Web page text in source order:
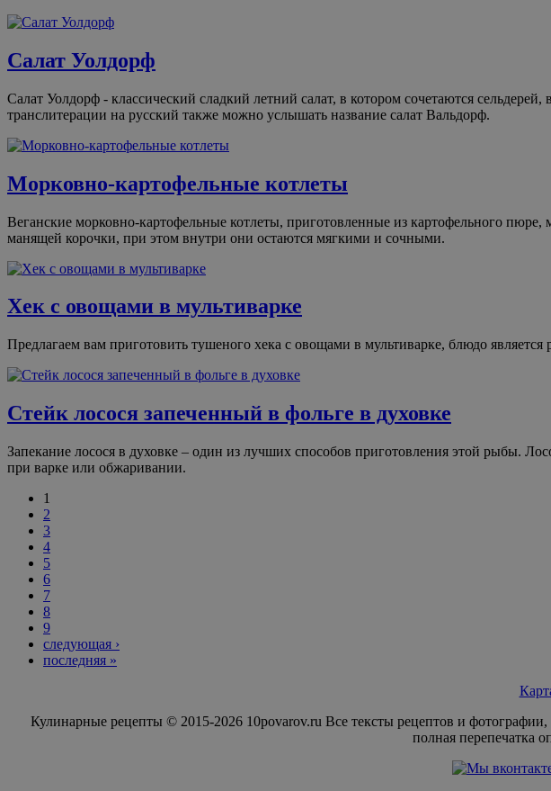
Салат Уолдорф
Салат Уолдорф - классический сладкий летний салат, в котором сочетаются
транслитерации на русский также можно услышать название салат Вальдорф.
Морковно-картофельные котлеты
Веганские морковно-картофельные котлеты, приготовленные из картофельного пюре,
манящей корочки, при этом внутри они остаются мягкими и сочными.
Хек с овощами в мультиварке
Предлагаем вам приготовить тушеного хека с овощами в мультиварке, блюдо
Стейк лосося запеченный в фольге в духовке
Запекание лосося в духовке – один из лучших способов приготовления этой рыбы.
при варке или обжаривании.
1
2
3
4
5
6
7
8
9
следующая ›
последняя »
Кулинарные рецепты © 2015-2026 10povarov.ru Все тексты рецептов и
полная перепечатка